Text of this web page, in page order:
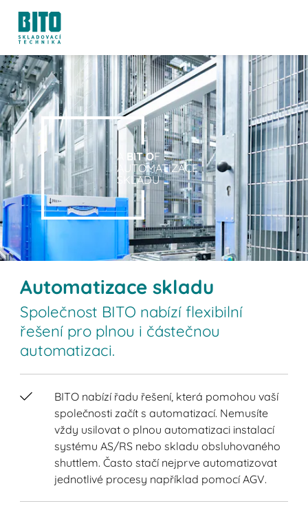
A BIT OF
AUTOMATIZACE
SKLADU
Automatizace skladu
Společnost BITO nabízí flexibilní
řešení pro plnou i částečnou
automatizaci.
BITO nabízí řadu řešení, která pomohou vaší
společnosti začít s automatizací. Nemusíte
vždy usilovat o plnou automatizaci instalací
systému AS/RS nebo skladu obsluhovaného
shuttlem. Často stačí nejprve automatizovat
jednotlivé procesy například pomocí AGV.